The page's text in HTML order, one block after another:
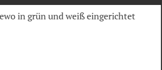
die Bilder wechselt.